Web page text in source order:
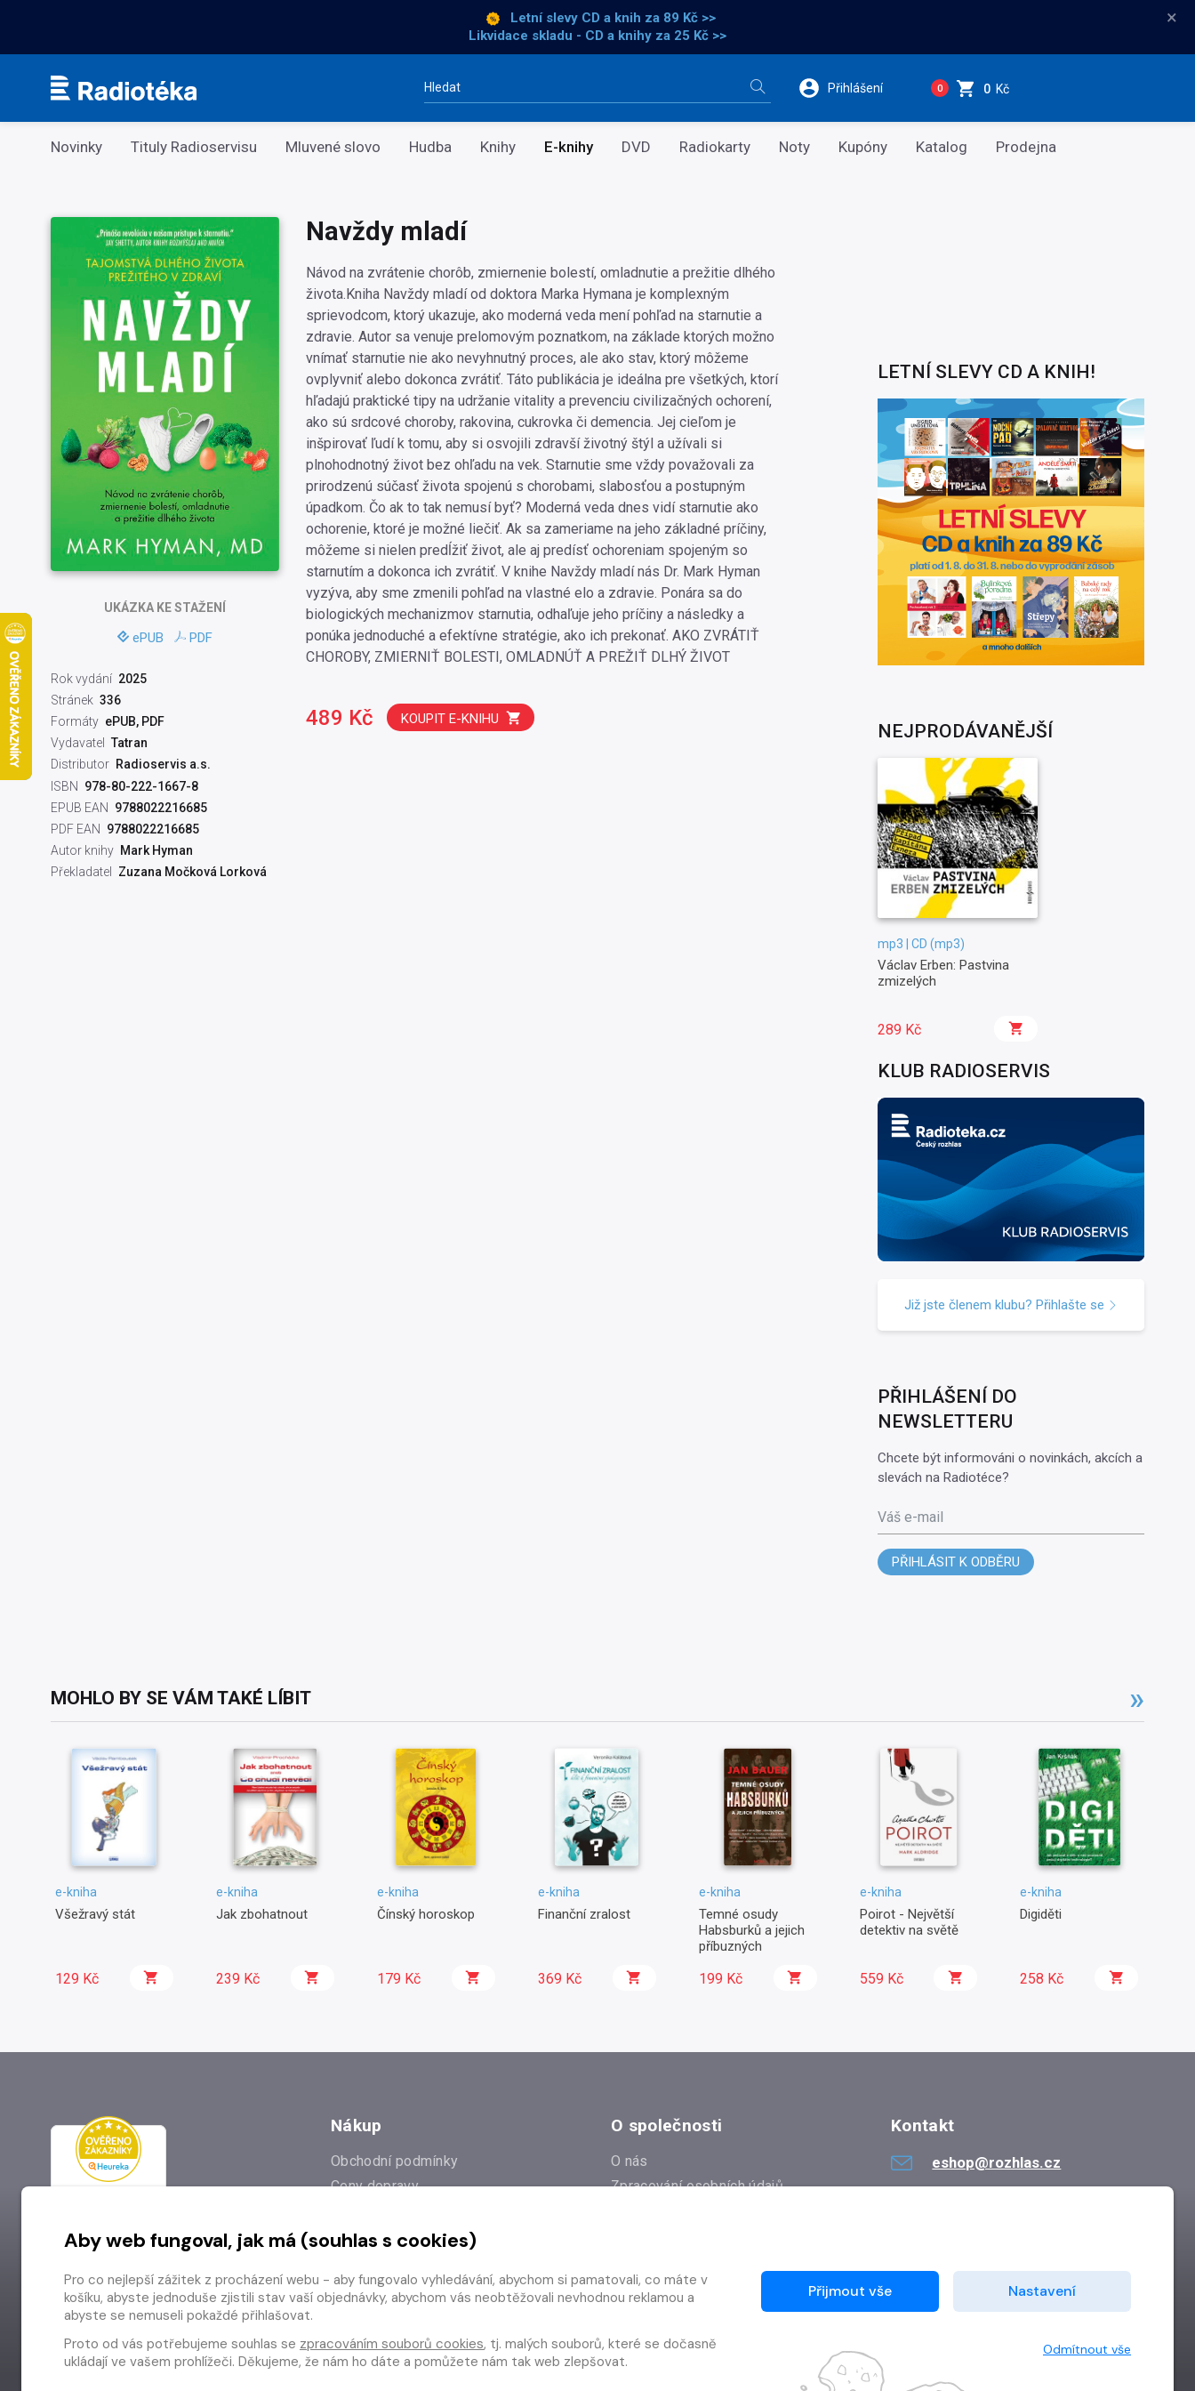
Letní slevy CD a knih za 89 Kč >>
Likvidace skladu - CD a knihy za 25 Kč >>
×
Vyhledávání Přihlášení 0 0 Kč
Kategorie
Novinky Tituly Radioservisu Mluvené slovo Hudba Knihy E-knihy DVD Radiokarty Noty Kupóny Katalog Prodejna
UKÁZKAKE STAŽENÍ
ePUB PDF
Rok vydání 2025
Stránek 336
Formáty ePUB, PDF
Vydavatel
Tatran
Distributor Radioservis a.s.
ISBN 978-80-222-1667-8
EPUB EAN
9788022216685
PDF EAN
9788022216685
Autor knihy Mark Hyman
Překladatel
Zuzana Močková Lorková
Navždy mladí
Návod na zvrátenie chorôb, zmiernenie bolestí, omladnutie a prežitie dlhého
života.Kniha Navždy mladí od doktora Marka Hymana je komplexným
sprievodcom, ktorý ukazuje, ako moderná veda mení pohľad na starnutie a
zdravie. Autor sa venuje prelomovým poznatkom, na základe ktorých možno
vnímať starnutie nie ako nevyhnutný proces, ale ako stav, ktorý môžeme
ovplyvniť alebo dokonca zvrátiť. Táto publikácia je ideálna pre všetkých, ktorí
hľadajú praktické tipy na udržanie vitality a prevenciu civilizačných ochorení,
ako sú srdcové choroby, rakovina, cukrovka či demencia. Jej cieľom je
inšpirovať ľudí k tomu, aby si osvojili zdravší životný štýl a užívali si
plnohodnotný život bez ohľadu na vek. Starnutie sme vždy považovali za
prirodzenú súčasť života spojenú s chorobami, slabosťou a postupným
úpadkom. Čo ak to tak nemusí byť? Moderná veda dnes vidí starnutie ako
ochorenie, ktoré je možné liečiť. Ak sa zameriame na jeho základné príčiny,
môžeme si nielen predĺžiť život, ale aj predísť ochoreniam spojeným so
starnutím a dokonca ich zvrátiť. V knihe Navždy mladí nás Dr. Mark Hyman
vyzýva, aby sme zmenili pohľad na vlastné elo a zdravie. Ponára sa do
biologických mechanizmov starnutia, odhaľuje jeho príčiny a následky a
ponúka jednoduché a efektívne stratégie, ako ich prekonať. AKO ZVRÁTIŤ
CHOROBY, ZMIERNIŤ BOLESTI, OMLADNÚŤ A PREŽIŤ DLHÝ ŽIVOT
489 Kč KOUPIT E-KNIHU
LETNÍ SLEVY CD A KNIH!
NEJPRODÁVANĚJŠÍ
mp3 | CD (mp3)
Václav Erben: Pastvina
zmizelých
289 Kč
KLUB RADIOSERVIS
Již jste členem klubu? Přihlašte se
PŘIHLÁŠENÍ DO
NEWSLETTERU
Chcete být informováni o novinkách, akcích a
slevách na Radiotéce?
Váš e-mail
PŘIHLÁSIT K ODBĚRU
MOHLO BY SE VÁM TAKÉ LÍBIT
e-kniha
Všežravý stát
129 Kč
e-kniha
Jak zbohatnout
239 Kč
e-kniha
Čínský horoskop
179 Kč
e-kniha
Finanční zralost
369 Kč
e-kniha
Temné osudy
Habsburků a jejich
příbuzných
199 Kč
e-kniha
Poirot - Největší
detektiv na světě
559 Kč
e-kniha
Digiděti
258 Kč
Nákup
Obchodní podmínky
Ceny dopravy
Prodejna
Odstoupení od smlouvy
O společnosti
O nás
Zpracování osobních údajů
Kontakt
eshop@rozhlas.cz
Aby web fungoval, jak má (souhlas s cookies)
Pro co nejlepší zážitek z procházení webu - aby fungovalo vyhledávání, abychom si pamatovali, co máte v
košíku, abyste jednoduše zjistili stav vaší objednávky, abychom vás neobtěžovali nevhodnou reklamou a
abyste se nemuseli pokaždé přihlašovat.
Proto od vás potřebujeme souhlas se zpracováním souborů cookies, tj. malých souborů, které se dočasně
ukládají ve vašem prohlížeči. Děkujeme, že nám ho dáte a pomůžete nám tak web zlepšovat.
Přijmout vše Nastavení
Odmítnout vše